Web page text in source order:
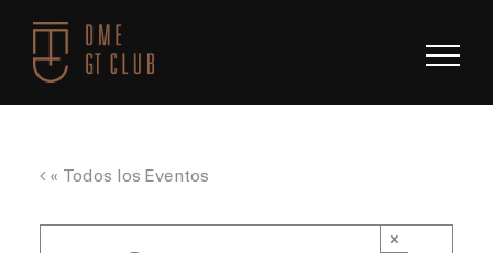
contenido
« Todos los Eventos
×